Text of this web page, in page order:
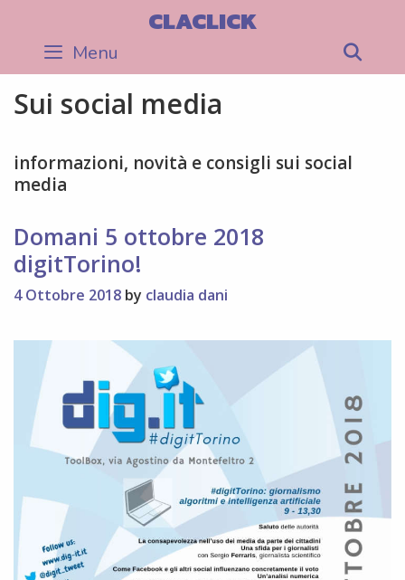
content
CLACLICK
Menu
Sui social media
informazioni, novità e consigli sui social
media
Domani 5 ottobre 2018
digitTorino!
4 Ottobre 2018 by claudia dani